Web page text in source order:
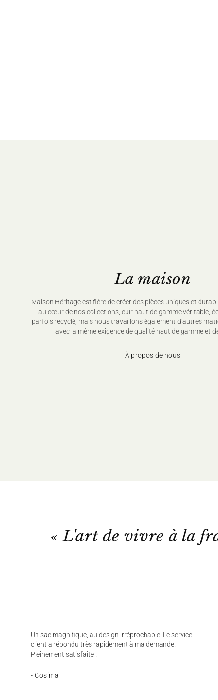
La maison
Maison Héritage est fière de créer des pièces uniques et
au cœur de nos collections, cuir haut de gamme véritable,
parfois recyclé, mais nous travaillons également d’autres
avec la même exigence de qualité haut de gamme et
À propos de nous
« L'art de vivre à la
Un sac magnifique, au design irréprochable. Le service
client a répondu très rapidement à ma demande.
Pleinement satisfaite !
- Cosima